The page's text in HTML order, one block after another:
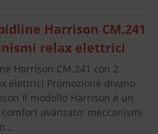
Harrison CM.241
relax elettrici
Harrison CM.241 con 2
elettrici Promozione divano
Il modello Harrison è un
avanzato: meccanismi